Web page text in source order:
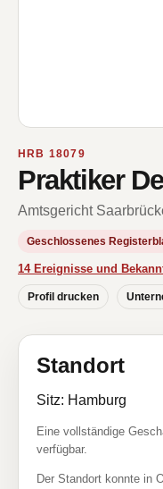
HRB 18079
Praktiker
Amtsgericht
Geschlossenes
14 Ereignisse und
Profil drucken
Standort
Sitz: Hamburg
Eine vollständige
verfügbar.
Der Standort konnte in